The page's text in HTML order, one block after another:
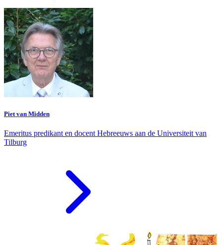
Piet van Midden
Emeritus predikant en docent Hebreeuws aan de Universiteit van
Tilburg